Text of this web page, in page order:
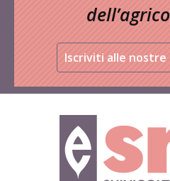
Iscriviti alle